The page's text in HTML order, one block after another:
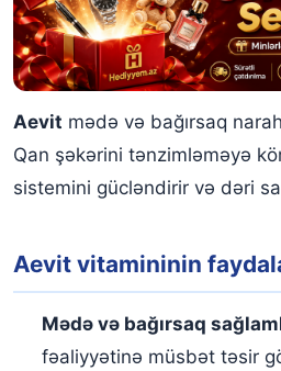
Aevit mədə və bağırsaq
Qan şəkərini tənzimləməyə
sistemini gücləndirir və dəri
Aevit vitamininin
Mədə və bağırsaq
fəaliyyətinə müsbət təsir